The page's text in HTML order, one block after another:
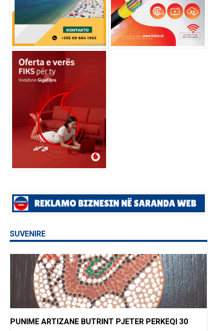
SUVENIRE
PUNIME ARTIZANE BUTRINT PJETER PERKEQI 30